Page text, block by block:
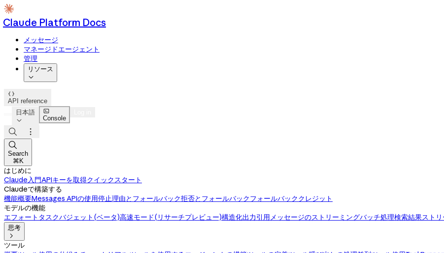
Claude Platform Docs
メッセージ
マネージドエージェント
管理
リソース


API reference
日本語


Console



Search
⌘K
はじめに
Claude入門APIキーを取得クイックスタート
Claudeで構築する
機能概要Messages APIの使用停止理由とフォールバック拒否とフォールバックフォールバッククレジット
モデルの機能
エフォート タスクバジェット(ベータ)高速モード(リサーチプレビュー)構造化出力引用メッセージのストリーミングバッチ処理検索結果スト
思考

ツール